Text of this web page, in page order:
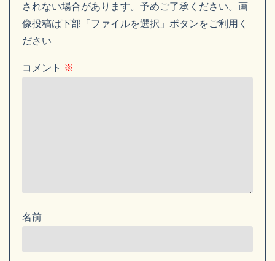
されない場合があります。予めご了承ください。画
像投稿は下部「ファイルを選択」ボタンをご利用く
ださい
コメント ※
名前